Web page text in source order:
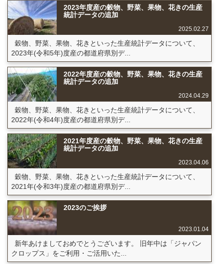
2023年度産の穀物、野菜、果物、花きの生産
統計データの追加
2025.02.27
穀物、野菜、果物、花きといった生産統計データについて、
2023年(令和5年)度産の都道府県別デ...
2022年度産の穀物、野菜、果物、花きの生産
統計データの追加
2024.04.29
穀物、野菜、果物、花きといった生産統計データについて、
2022年(令和4年)度産の都道府県別デ...
2021年度産の穀物、野菜、果物、花きの生産
統計データの追加
2023.04.06
穀物、野菜、果物、花きといった生産統計データについて、
2021年(令和3年)度産の都道府県別デ...
2023のご挨拶
2023.01.04
新年あけましておめでとうございます。 旧年中は「ジャパン
クロップス」をご利用・ご活用いた...